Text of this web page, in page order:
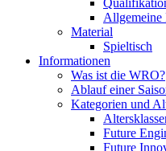
Allgemeine
Material
Spieltisch
Informationen
Was ist die WRO?
Ablauf einer
Kategorien und
Future
Future